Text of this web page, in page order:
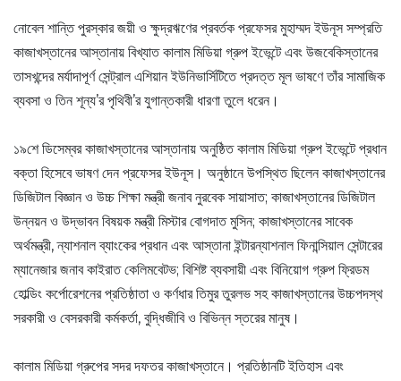
নোবেল শান্তি পুরস্কার জয়ী ও ক্ষুদ্রঋণের প্রবর্তক প্রফেসর মুহাম্মদ ইউনূস সম্প্রতি
কাজাখস্তানের আস্তানায় বিখ্যাত কালাম মিডিয়া গ্রুপ ইভেন্টে এবং উজবেকিস্তানের
তাসখন্দের মর্যাদাপূর্ণ সেন্ট্রাল এশিয়ান ইউনিভার্সিটিতে প্রদত্ত মূল ভাষণে তাঁর সামাজিক
ব্যবসা ও তিন শূন্য’র পৃথিবী’র যুগান্তকারী ধারণা তুলে ধরেন।
১৯শে ডিসেম্বর কাজাখস্তানের আস্তানায় অনুষ্ঠিত কালাম মিডিয়া গ্রুপ ইভেন্টে প্রধান
বক্তা হিসেবে ভাষণ দেন প্রফেসর ইউনূস। অনুষ্ঠানে উপস্থিত ছিলেন কাজাখস্তানের
ডিজিটাল বিজ্ঞান ও উচ্চ শিক্ষা মন্ত্রী জনাব নুরবেক সায়াসাত; কাজাখস্তানের ডিজিটাল
উন্নয়ন ও উদ্ভাবন বিষয়ক মন্ত্রী মিস্টার বোগদাত মুসিন; কাজাখস্তানের সাবেক
অর্থমন্ত্রী, ন্যাশনাল ব্যাংকের প্রধান এবং আস্তানা ইন্টারন্যাশনাল ফিনান্সিয়াল সেন্টারের
ম্যানেজার জনাব কাইরাত কেলিমবেটভ; বিশিষ্ট ব্যবসায়ী এবং বিনিয়োগ গ্রুপ ফ্রিডম
হোল্ডিং কর্পোরেশনের প্রতিষ্ঠাতা ও কর্ণধার তিমুর তুরলভ সহ কাজাখস্তানের উচ্চপদস্থ
সরকারী ও বেসরকারী কর্মকর্তা, বুদ্ধিজীবি ও বিভিন্ন স্তরের মানুষ।
কালাম মিডিয়া গ্রুপের সদর দফতর কাজাখস্তানে। প্রতিষ্ঠানটি ইতিহাস এবং